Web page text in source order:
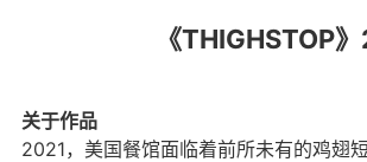
《THIGHSTOP
关于作品
2021，美国餐馆面临着前所未有的鸡翅